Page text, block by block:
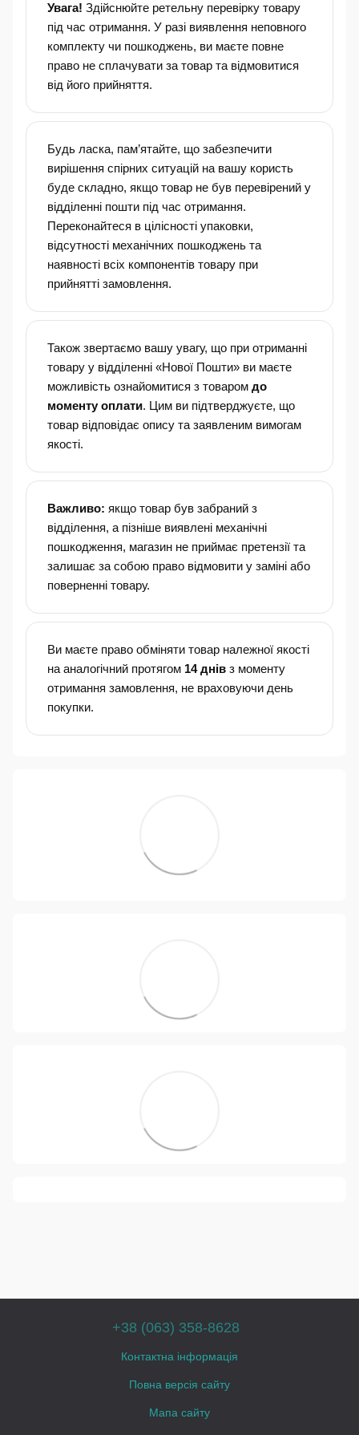
Увага! Здійснюйте ретельну перевірку товару
під час отримання. У разі виявлення неповного
комплекту чи пошкоджень, ви маєте повне
право не сплачувати за товар та відмовитися
від його прийняття.
Будь ласка, пам’ятайте, що забезпечити
вирішення спірних ситуацій на вашу користь
буде складно, якщо товар не був перевірений у
відділенні пошти під час отримання.
Переконайтеся в цілісності упаковки,
відсутності механічних пошкоджень та
наявності всіх компонентів товару при
прийнятті замовлення.
Також звертаємо вашу увагу, що при отриманні
товару у відділенні «Нової Пошти» ви маєте
можливість ознайомитися з товаром до
моменту оплати. Цим ви підтверджуєте, що
товар відповідає опису та заявленим вимогам
якості.
Важливо: якщо товар був забраний з
відділення, а пізніше виявлені механічні
пошкодження, магазин не приймає претензії та
залишає за собою право відмовити у заміні або
поверненні товару.
Ви маєте право обміняти товар належної якості
на аналогічний протягом 14 днів з моменту
отримання замовлення, не враховуючи день
покупки.
+38 (063) 358-8628
Контактна інформація
Повна версія сайту
Мапа сайту